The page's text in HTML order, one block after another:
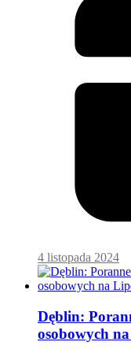
4 listopada 2024
Dęblin:
osobowych